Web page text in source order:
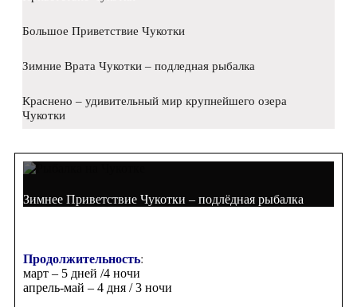
Большое Приветствие Чукотки
Зимние Врата Чукотки – подледная рыбалка
Краснено – удивительный мир крупнейшего озера
Чукотки
Зимнее Приветствие Чукотки – подлёдная рыбалка
Продолжительность:
март – 5 дней /4 ночи
апрель-май – 4 дня / 3 ночи